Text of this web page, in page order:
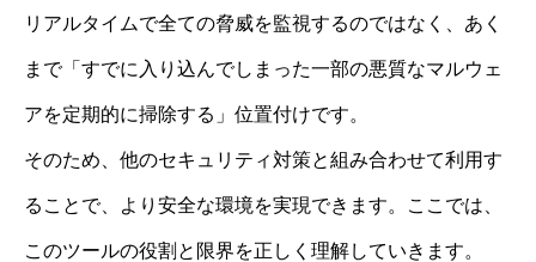
リアルタイムで全ての脅威を監視するのではなく、あく
まで「すでに入り込んでしまった一部の悪質なマルウェ
アを定期的に掃除する」位置付けです。
そのため、他のセキュリティ対策と組み合わせて利用す
ることで、より安全な環境を実現できます。ここでは、
このツールの役割と限界を正しく理解していきます。